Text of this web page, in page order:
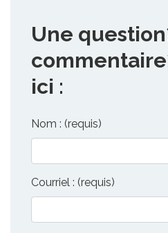
Une
ici :
Nom : (requis)
Courriel : (requis)